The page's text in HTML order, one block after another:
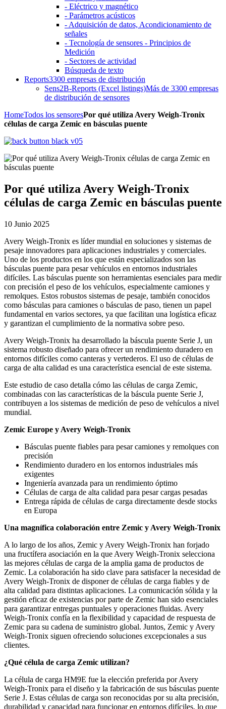
- Eléctrico y magnético
- Parámetros acústicos
- Adquisición de datos, Acondicionamiento de
señales
- Tecnología de sensores - Principios de
Medición
- Sectores de actividad
Búsqueda de texto
Reports3300 empresas de distribución
Sens2B-Reports (Excel listings)Más de 3300 empresas
de distribución de sensores
HomeTodos los sensoresPor qué utiliza Avery Weigh-Tronix
células de carga Zemic en básculas puente
Por qué utiliza Avery Weigh-Tronix
células de carga Zemic en básculas puente
10 Junio 2025
Avery Weigh-Tronix es líder mundial en soluciones y sistemas de
pesaje innovadores para aplicaciones industriales y comerciales.
Uno de los productos en los que están especializados son las
básculas puente para pesar vehículos en entornos industriales
difíciles. Las básculas puente son herramientas esenciales para medir
con precisión el peso de los vehículos, especialmente camiones y
remolques. Estos robustos sistemas de pesaje, también conocidos
como básculas para camiones o básculas de paso, tienen un papel
fundamental en varios sectores, ya que facilitan una logística eficaz
y garantizan el cumplimiento de la normativa sobre peso.
Avery Weigh-Tronix ha desarrollado la báscula puente Serie J, un
sistema robusto diseñado para ofrecer un rendimiento duradero en
entornos difíciles como canteras y vertederos. El uso de células de
carga de alta calidad es una característica esencial de este sistema.
Este estudio de caso detalla cómo las células de carga Zemic,
combinadas con las características de la báscula puente Serie J,
contribuyen a los sistemas de medición de peso de vehículos a nivel
mundial.
Zemic Europe y Avery Weigh-Tronix
Básculas puente fiables para pesar camiones y remolques con
precisión
Rendimiento duradero en los entornos industriales más
exigentes
Ingeniería avanzada para un rendimiento óptimo
Células de carga de alta calidad para pesar cargas pesadas
Entrega rápida de células de carga directamente desde stocks
en Europa
Una magnífica colaboración entre Zemic y Avery Weigh-Tronix
A lo largo de los años, Zemic y Avery Weigh-Tronix han forjado
una fructífera asociación en la que Avery Weigh-Tronix selecciona
las mejores células de carga de la amplia gama de productos de
Zemic. La colaboración ha sido clave para satisfacer la necesidad de
Avery Weigh-Tronix de disponer de células de carga fiables y de
alta calidad para distintas aplicaciones. La comunicación sólida y la
gestión eficaz de existencias por parte de Zemic han sido esenciales
para garantizar entregas puntuales y operaciones fluidas. Avery
Weigh-Tronix confía en la flexibilidad y capacidad de respuesta de
Zemic para su cadena de suministro global. Juntos, Zemic y Avery
Weigh-Tronix siguen ofreciendo soluciones excepcionales a sus
clientes.
¿Qué célula de carga Zemic utilizan?
La célula de carga HM9E fue la elección preferida por Avery
Weigh-Tronix para el diseño y la fabricación de sus básculas puente
Serie J. Estas células de carga son reconocidas por su alta precisión,
durabilidad y capacidad para funcionar en entornos difíciles, lo que